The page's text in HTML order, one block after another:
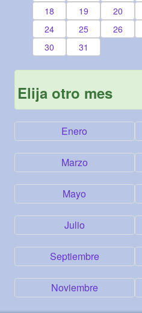
18
19 20
24
25 26
30
31
Elija otro mes
Enero
Marzo
Mayo
Julio
Septiembre
Noviembre